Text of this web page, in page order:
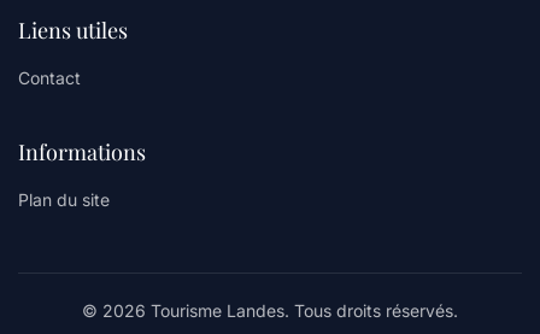
Liens utiles
Contact
Informations
Plan du site
© 2026 Tourisme Landes. Tous droits réservés.